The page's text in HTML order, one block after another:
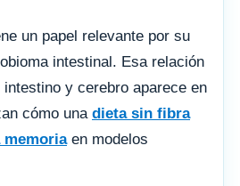
un papel relevante por su
intestinal. Esa relación
y cerebro aparece en
cómo una dieta sin fibra
memoriaen modelos